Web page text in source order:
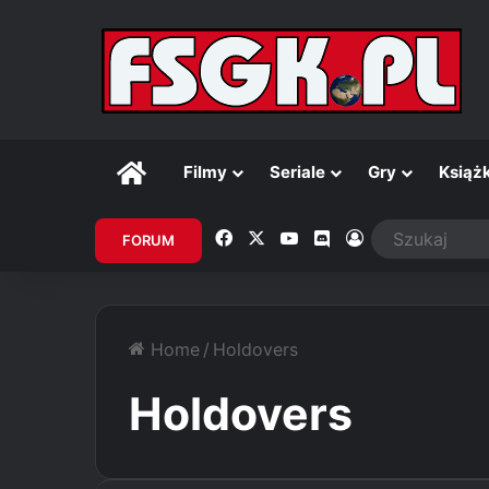
GłównaFilmy Seriale Gry
FORUM Facebook YouTubeDiscordZaloguj
Home / Holdovers
Holdovers